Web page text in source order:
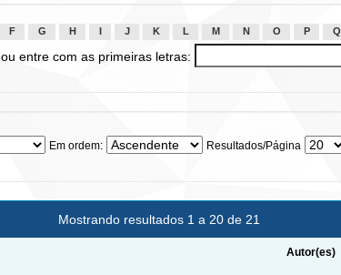
F G H J K L M N O P Q
ou entre com as primeiras letras:
Em ordem: Resultados/Página
Mostrando resultados 1 a 20 de 21
Autor(es)